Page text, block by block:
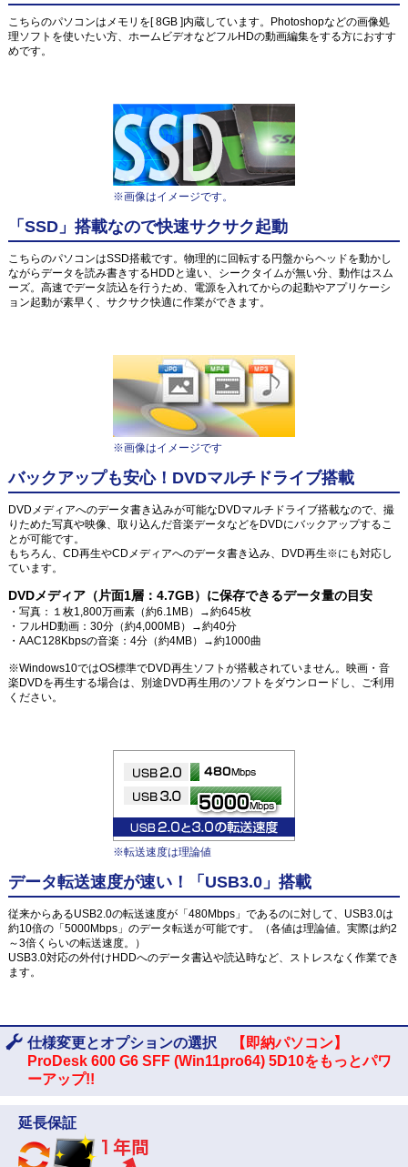
こちらのパソコンはメモリを[ 8GB ]内蔵しています。Photoshopなどの画像処
理ソフトを使いたい方、ホームビデオなどフルHDの動画編集をする方におすす
めです。
※画像はイメージです。
「SSD」搭載なので快速サクサク起動
こちらのパソコンはSSD搭載です。物理的に回転する円盤からヘッドを動かし
ながらデータを読み書きするHDDと違い、シークタイムが無い分、動作はスム
ーズ。高速でデータ読込を行うため、電源を入れてからの起動やアプリケーシ
ョン起動が素早く、サクサク快適に作業ができます。
※画像はイメージです
バックアップも安心！DVDマルチドライブ搭載
DVDメディアへのデータ書き込みが可能なDVDマルチドライブ搭載なので、撮
りためた写真や映像、取り込んだ音楽データなどをDVDにバックアップするこ
とが可能です。
もちろん、CD再生やCDメディアへのデータ書き込み、DVD再生※にも対応し
ています。
DVDメディア（片面1層：4.7GB）に保存できるデータ量の目安
・写真：１枚1,800万画素（約6.1MB）→約645枚
・フルHD動画：30分（約4,000MB）→約40分
・AAC128Kbpsの音楽：4分（約4MB）→約1000曲
※Windows10ではOS標準でDVD再生ソフトが搭載されていません。映画・音
楽DVDを再生する場合は、別途DVD再生用のソフトをダウンロードし、ご利用
ください。
※転送速度は理論値
データ転送速度が速い！「USB3.0」搭載
従来からあるUSB2.0の転送速度が「480Mbps」であるのに対して、USB3.0は
約10倍の「5000Mbps」のデータ転送が可能です。（各値は理論値。実際は約2
～3倍くらいの転送速度。）
USB3.0対応の外付けHDDへのデータ書込や読込時など、ストレスなく作業でき
ます。
仕様変更とオプションの選択
【即納パソコン】
ProDesk 600 G6 SFF (Win11pro64) 5D10をもっとパワ
ーアップ!!
延長保証